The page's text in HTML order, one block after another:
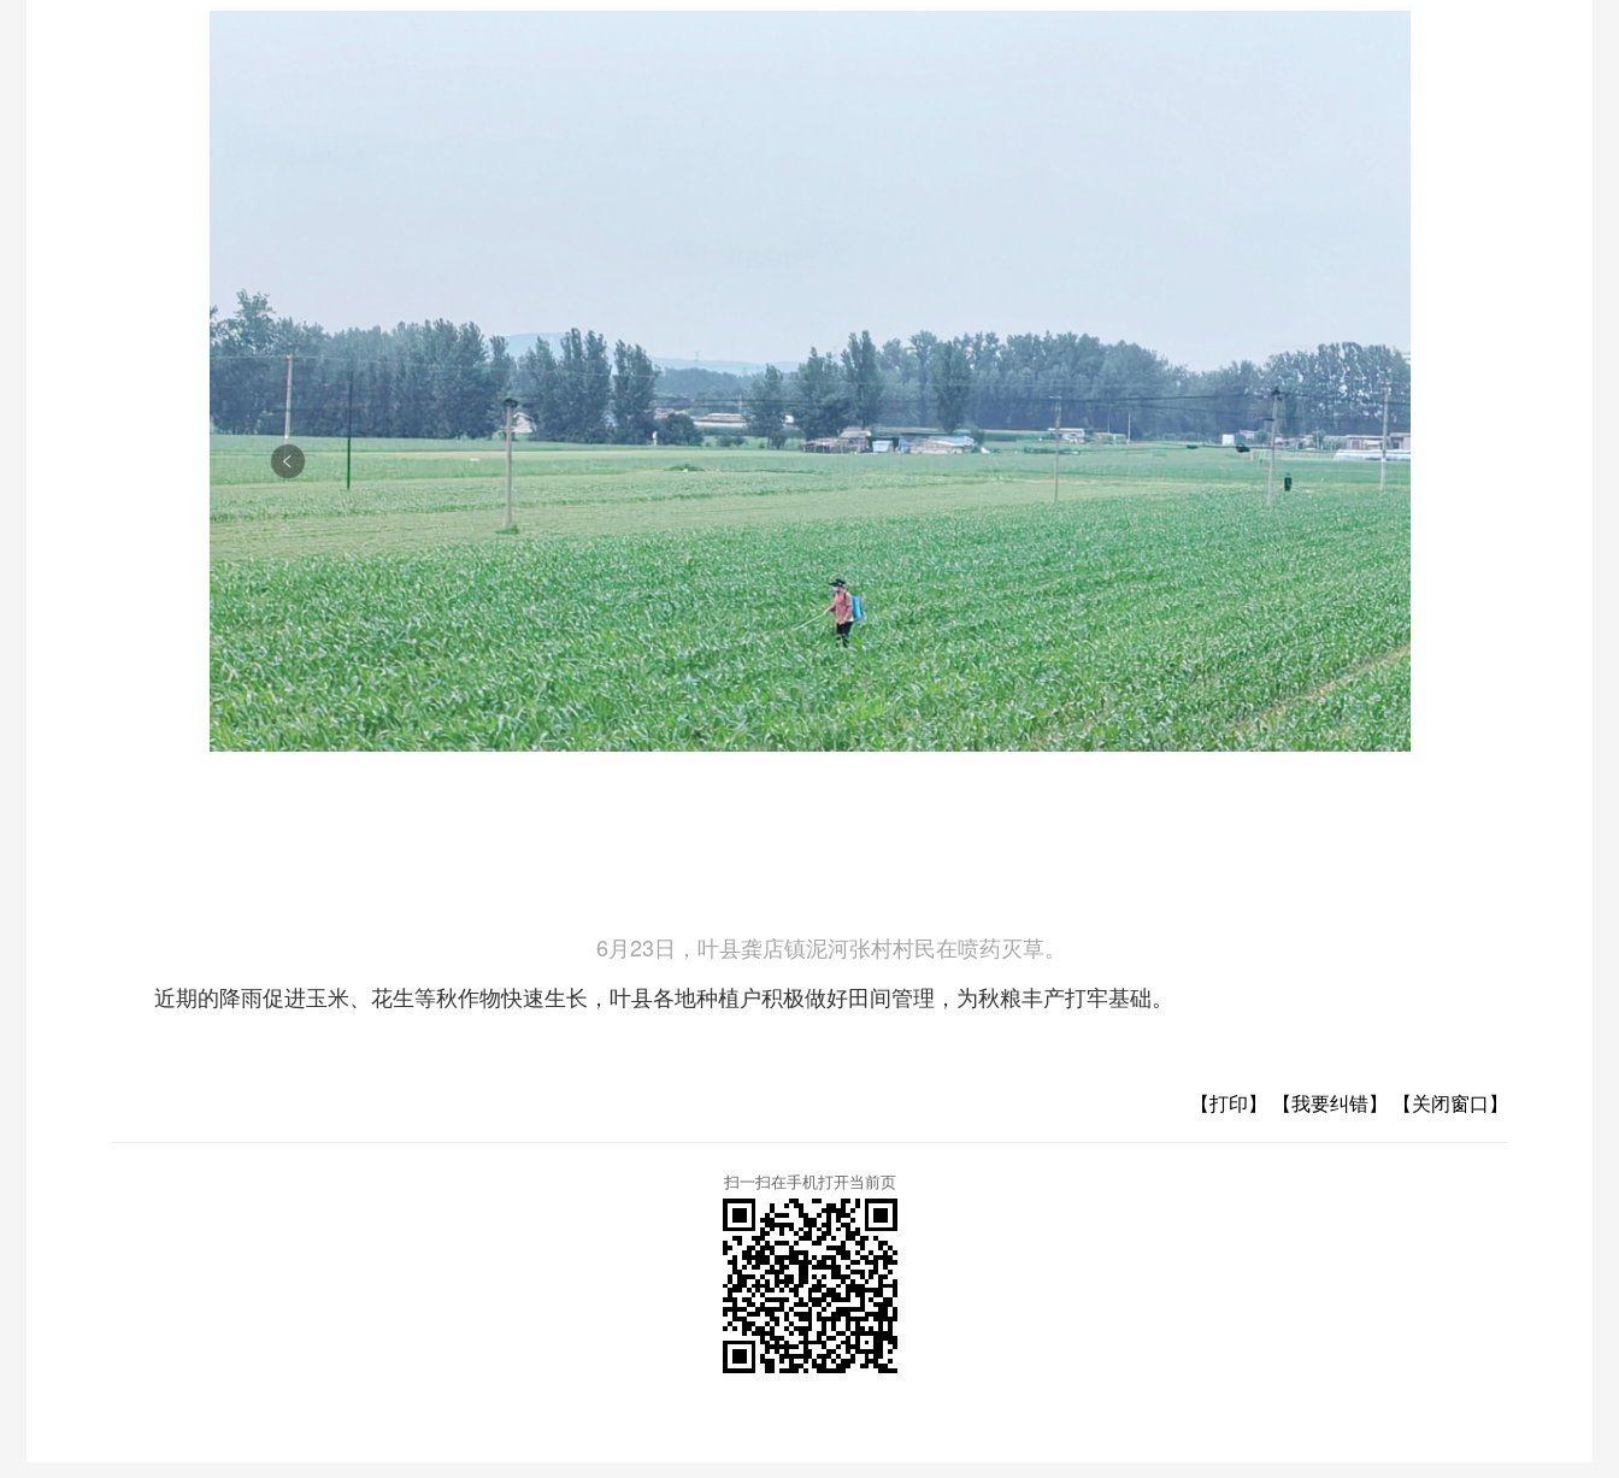
6月23日，叶县龚店镇泥河张村村民在喷药灭草。
近期的降雨促进玉米、花生等秋作物快速生长，叶县各地种植户积极做好田间管理，为秋粮丰产打牢基础。
【打印】 【我要纠错】 【关闭窗口】
扫一扫在手机打开当前页